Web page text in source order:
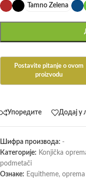
Tamno Zelena
Упоредите Додај у
Шифра производа: -
Категорије: Konjička
podmetači
Ознаке: Equitheme,